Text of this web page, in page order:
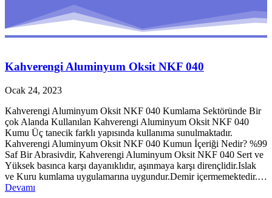
Kahverengi Aluminyum Oksit NKF 040
Ocak 24, 2023
Kahverengi Aluminyum Oksit NKF 040 Kumlama Sektöründe Bir
çok Alanda Kullanılan Kahverengi Aluminyum Oksit NKF 040
Kumu Üç tanecik farklı yapısında kullanıma sunulmaktadır.
Kahverengi Aluminyum Oksit NKF 040 Kumun İçeriği Nedir? %99
Saf Bir Abrasivdir, Kahverengi Aluminyum Oksit NKF 040 Sert ve
Yüksek basınca karşı dayanıklıdır, aşınmaya karşı dirençlidir.Islak
ve Kuru kumlama uygulamarına uygundur.Demir içermemektedir.…
Devamı